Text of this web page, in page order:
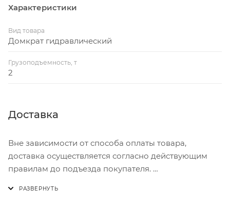
Характеристики
Вид товара
Домкрат гидравлический
Грузоподъемность, т
2
Доставка
Вне зависимости от способа оплаты товара,
доставка осуществляется согласно действующим
правилам до подъезда покупателя.